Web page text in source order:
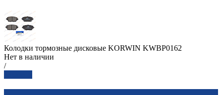
Колодки тормозные дисковые KORWIN KWBP0162
Нет в наличии
/